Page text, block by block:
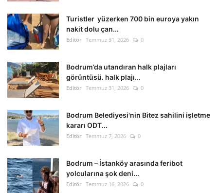
Turistler yüzerken 700 bin euroya yakın
nakit dolu çan...
Editör Temmuz 31, 2026 0
Bodrum’da utandıran halk plajları
görüntüsü. halk plajı...
Editör Temmuz 31, 2026 0
Bodrum Belediyesi'nin Bitez sahilini işletme
kararı ODT...
Editör Temmuz 7, 2026 0
Bodrum – İstanköy arasında feribot
yolcularına şok deni...
Editör Temmuz 16, 2026 0